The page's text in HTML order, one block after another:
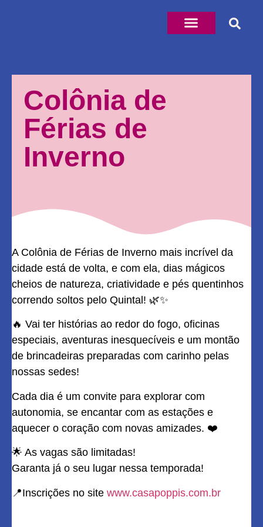
Colônia de
Férias de
Inverno
A Colônia de Férias de Inverno mais incrível da
cidade está de volta, e com ela, dias mágicos
cheios de natureza, criatividade e pés quentinhos
correndo soltos pelo Quintal! 🌿✨
🔥 Vai ter histórias ao redor do fogo, oficinas
especiais, aventuras inesquecíveis e um montão
de brincadeiras preparadas com carinho pelas
nossas sedes!
Cada dia é um convite para explorar com
autonomia, se encantar com as estações e
aquecer o coração com novas amizades. ❤️
🌟 As vagas são limitadas!
Garanta já o seu lugar nessa temporada!
📍Inscrições no site www.casapoppis.com.br